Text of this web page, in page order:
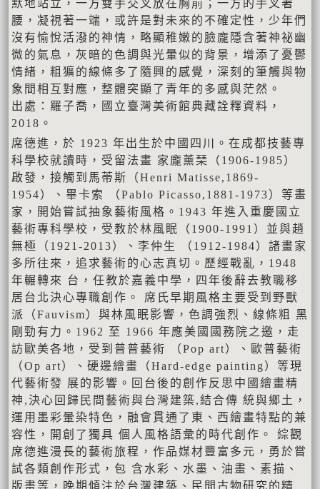
默地站立，一方雙手交叉放在胸前；一方的手叉著
腰，凝視著一端，或許是對未來的不確定性，少年們
沒有愉悅活潑的神情，略顯稚嫩的臉龐隱含著神祕幽
微的氣息，灰暗的色調與光暈似的背景，增添了憂鬱
情緒，粗獷的線條多了隨興的感覺，深刻的筆觸與物
象間相互對應，整體突顯了青年的多感與茫然。
出處：羅子喬，國立臺灣美術館典藏詮釋資料，
2018。
席德進，於 1923 年出⽣於中國四川。在成都技藝專
科學校就讀時，受留法畫 家龐薰琹（1906-1985）
啟發，接觸到⾺蒂斯（Henri Matisse,1869-
1954）、畢卡索 （Pablo Picasso,1881-1973）等畫
家，開始嘗試抽象藝術風格。1943 年進入重慶國⽴
藝術專科學校，受教於林風眠（1900-1991）並與趙
無極（1921-2013）、李仲⽣ （1912-1984）諸畫家
多所往來，追求藝術的⼼志真切。歷經戰亂，1948
年輾轉來 台，任教於嘉義中學，四年後辭去教職移
居台北決⼼專職創作。 席氏早期風格主要受到野獸
派（Fauvism）與林風眠影響，⾊調強烈、線條粗 ⿊
剛勁有⼒。1962 至 1966 年應美國國務院之邀，⾛
訪歐美各地，受到普普藝術 （Pop art）、歐普藝術
（Op art）、硬邊繪畫（Hard-edge painting）等現
代藝術發 展的影響。回台後的創作反思中國繪畫精
神,決⼼回歸民間藝術與台灣建築,結合傳 統與鄉⼟，
運⽤墨彩暈染特⾊，融會貫通了東、西繪畫特點的兼
容性，開創了獨具 個⼈風格語彙的時代創作。 綜觀
席德進漫長的藝術旅程，作品媒材豐富多元，勇於嘗
試各類創作形式，包 含⽔彩、⽔墨、油畫、素描、
版畫等，晚期傾注於台灣建築、民間古物研究的精